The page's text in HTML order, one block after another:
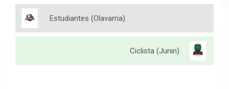
Estudiantes (Olavarria)
Ciclista (Junin)